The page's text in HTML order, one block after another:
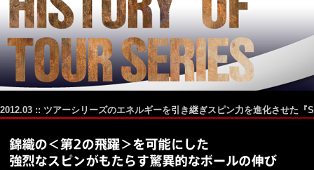
2012.03 :: ツアーシリーズのエネルギーを引き継ぎスピン力を進化させた『